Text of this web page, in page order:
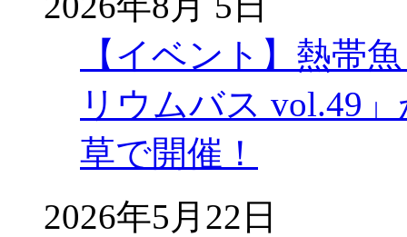
【イベント】熱帯
リウムバス vol.49
草で開催！
2026年5月22日